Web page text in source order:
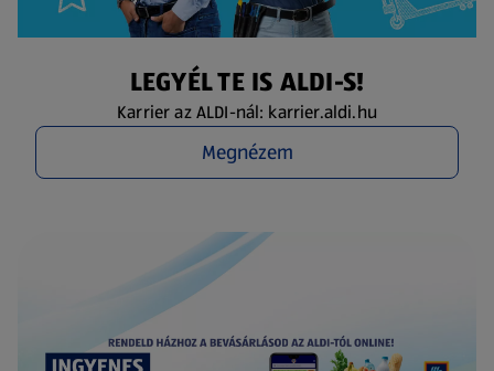
LEGYÉL TE IS ALDI-S!
Karrier az ALDI-nál: karrier.aldi.hu
Megnézem